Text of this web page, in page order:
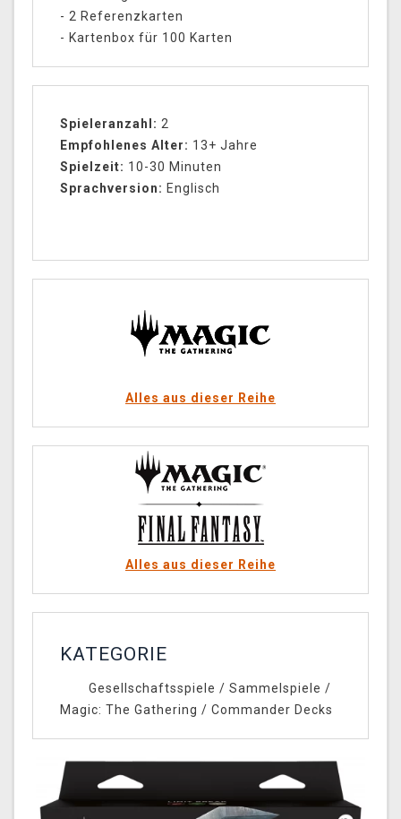
- 2 Referenzkarten
- Kartenbox für 100 Karten
Spieleranzahl: 2
Empfohlenes Alter: 13+ Jahre
Spielzeit: 10-30 Minuten
Sprachversion: Englisch
Alles aus dieser Reihe
Alles aus dieser Reihe
KATEGORIE
Gesellschaftsspiele / Sammelspiele /
Magic: The Gathering / Commander Decks